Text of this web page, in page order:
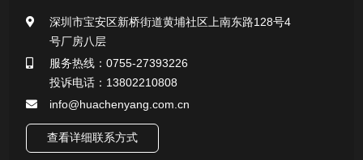
一次性使用采样器系列
微生物样本保存液（通用运输传媒介质）系列
核酸（DNA&RNA）样本采集与保存套装系列
唾液样本采集装置系列
深圳市宝安区新桥街道黄埔社区上南东路128号4
号厂房八层
服务热线：0755-27393226
投诉电话：13802210808
info@huachenyang.com.cn
查看详细联系方式